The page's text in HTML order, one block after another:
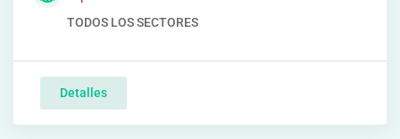
TODOS LOS SECTORES
Detalles